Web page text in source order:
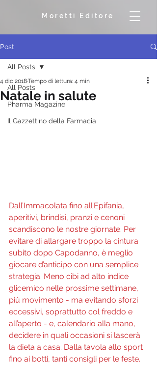
Moretti Editore
Post
All Posts
Pharma Magazine
Il Gazzettino della Farmacia
All Posts
Natale in salute
4 dic 2018Tempo di lettura: 4 min
Dall’Immacolata fino all’Epifania,
aperitivi, brindisi, pranzi e cenoni
scandiscono le nostre giornate. Per
evitare di allargare troppo la cintura
subito dopo Capodanno, è meglio
giocare d’anticipo con una semplice
strategia. Meno cibi ad alto indice
glicemico nelle prossime settimane,
più movimento - ma evitando sforzi
eccessivi, soprattutto col freddo e
all’aperto - e, calendario alla mano,
decidere in quali occasioni si lascerà
la dieta a casa. Dalla tavola allo sport
fino ai botti, tanti consigli per le feste.